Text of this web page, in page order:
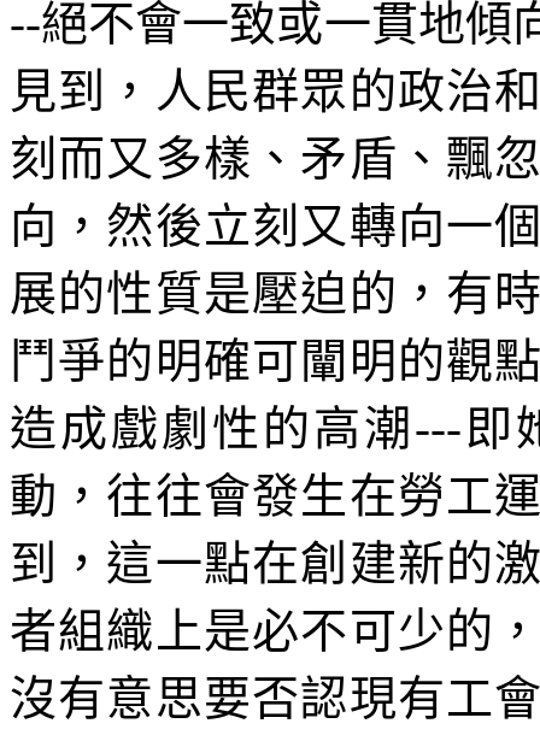
--絕不會一致或一貫地傾
見到，人民群眾的政治
刻而又多樣、矛盾、飄
向，然後立刻又轉向一
展的性質是壓迫的，有
鬥爭的明確可闡明的觀
造成戲劇性的高潮 ---即
動，往往會發生在勞工
到，這一點在創建新的
者組織上是必不可少的
沒有意思要否認現有工